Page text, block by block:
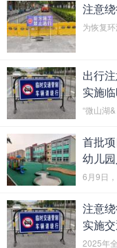
注意
出行
实施
首批
幼儿
注意
实施